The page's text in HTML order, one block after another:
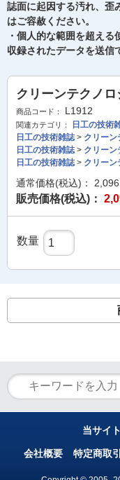
誌面に起因する汚れ、歪
はご容赦ください。
・個人的な範囲を超え
収録されたデータを送信
クリーンテクノ
商品コード： L1912
関連カテゴリ：
日工の技術
日工の技術雑誌> クリーン
日工の技術雑誌> クリーン
日工の技術雑誌> クリーン
通常価格(税込)： 2,096
販売価格(税込)：
数量
当サイ
会社概要 特定商取